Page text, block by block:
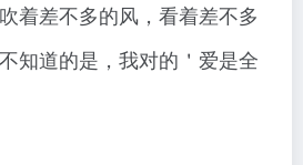
着差不多的风，看着差不多
知道的是，我对的＇爱是全